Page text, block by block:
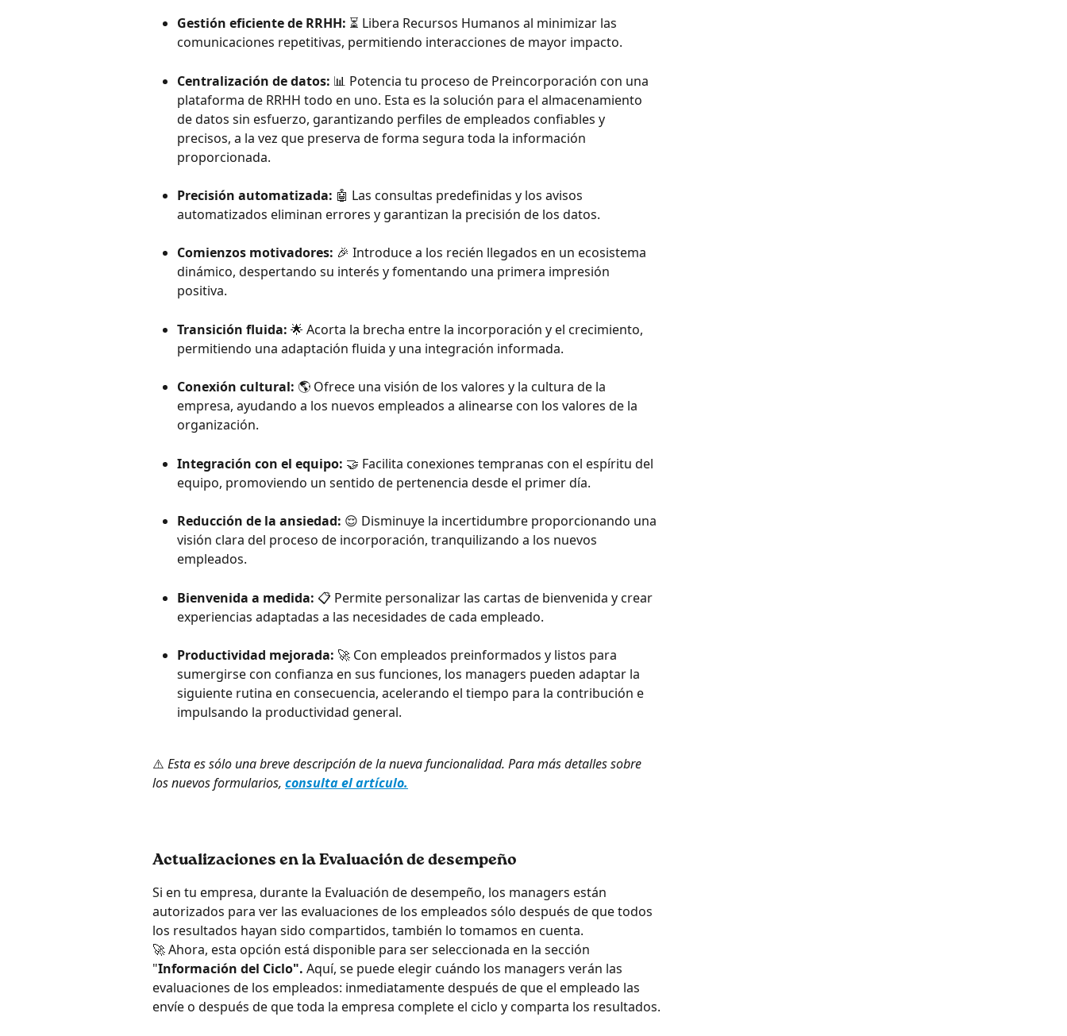
Gestión eficiente de RRHH: ⏳ Libera Recursos Humanos al minimizar las
comunicaciones repetitivas, permitiendo interacciones de mayor impacto.
Centralización de datos: 📊 Potencia tu proceso de Preincorporación con una
plataforma de RRHH todo en uno. Esta es la solución para el almacenamiento
de datos sin esfuerzo, garantizando perfiles de empleados confiables y
precisos, a la vez que preserva de forma segura toda la información
proporcionada.
Precisión automatizada: 🤖 Las consultas predefinidas y los avisos
automatizados eliminan errores y garantizan la precisión de los datos.
Comienzos motivadores: 🎉 Introduce a los recién llegados en un ecosistema
dinámico, despertando su interés y fomentando una primera impresión
positiva.
Transición fluida: 🌟 Acorta la brecha entre la incorporación y el crecimiento,
permitiendo una adaptación fluida y una integración informada.
Conexión cultural: 🌎 Ofrece una visión de los valores y la cultura de la
empresa, ayudando a los nuevos empleados a alinearse con los valores de la
organización.
Integración con el equipo: 🤝 Facilita conexiones tempranas con el espíritu del
equipo, promoviendo un sentido de pertenencia desde el primer día.
Reducción de la ansiedad: 😌 Disminuye la incertidumbre proporcionando una
visión clara del proceso de incorporación, tranquilizando a los nuevos
empleados.
Bienvenida a medida: 📋 Permite personalizar las cartas de bienvenida y crear
experiencias adaptadas a las necesidades de cada empleado.
Productividad mejorada: 🚀 Con empleados preinformados y listos para
sumergirse con confianza en sus funciones, los managers pueden adaptar la
siguiente rutina en consecuencia, acelerando el tiempo para la contribución e
impulsando la productividad general.
⚠️ Esta es sólo una breve descripción de la nueva funcionalidad. Para más detalles sobre
los nuevos formularios, consulta el artículo.
Actualizaciones en la Evaluación de desempeño
Si en tu empresa, durante la Evaluación de desempeño, los managers están
autorizados para ver las evaluaciones de los empleados sólo después de que todos
los resultados hayan sido compartidos, también lo tomamos en cuenta.
🚀 Ahora, esta opción está disponible para ser seleccionada en la sección
"Información del Ciclo". Aquí, se puede elegir cuándo los managers verán las
evaluaciones de los empleados: inmediatamente después de que el empleado las
envíe o después de que toda la empresa complete el ciclo y comparta los resultados.